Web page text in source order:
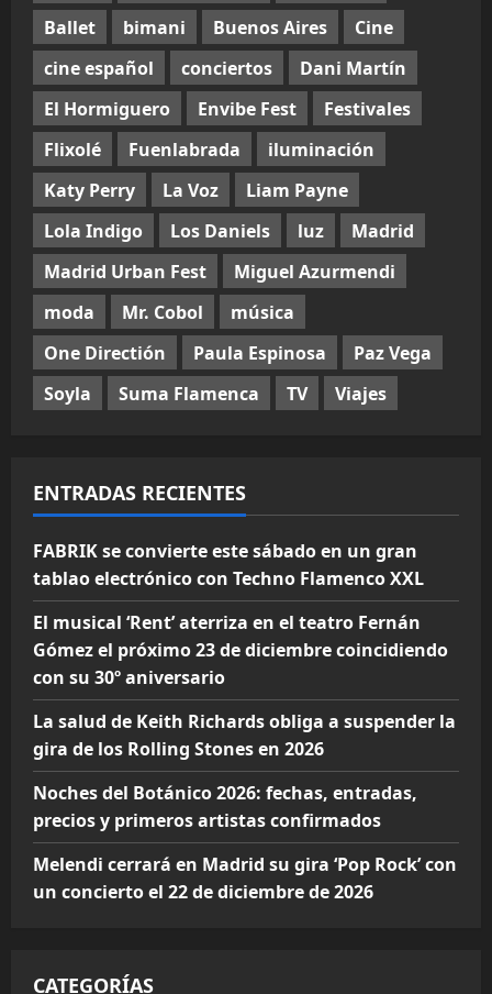
Ballet
bimani Buenos Aires
Cine
cine español
conciertos
Dani Martín
El Hormiguero
Envibe Fest
Festivales
Flixolé
Fuenlabrada
iluminación
Katy Perry
La Voz
Liam Payne
Lola Indigo
Los Daniels luz
Madrid
Madrid Urban Fest
Miguel Azurmendi
moda
Mr. Cobol
música
One Directión
Paula Espinosa
Paz Vega
Soyla
Suma Flamenca TV Viajes
ENTRADAS RECIENTES
FABRIK se convierte este sábado en un gran
tablao electrónico con Techno Flamenco XXL
El musical ‘Rent’ aterriza en el teatro Fernán
Gómez el próximo 23 de diciembre coincidiendo
con su 30º aniversario
La salud de Keith Richards obliga a suspender la
gira de los Rolling Stones en 2026
Noches del Botánico 2026: fechas, entradas,
precios y primeros artistas confirmados
Melendi cerrará en Madrid su gira ‘Pop Rock’ con
un concierto el 22 de diciembre de 2026
CATEGORÍAS